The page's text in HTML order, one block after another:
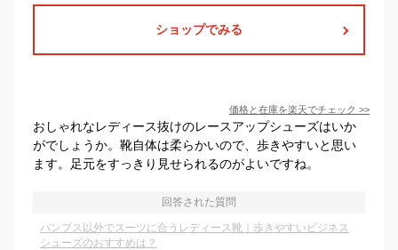
ショップでみる
価格と在庫を楽天でチェック >>
おしゃれなレディース抜けのレースアップシューズはいか
がでしょうか。靴自体は柔らかいので、歩きやすいと思い
ます。足元をすっきり見せられるのがよいですね。
回答された質問
パンプス以外でスーツに合うレディース靴｜歩きやすいビジネス
シューズのおすすめは？